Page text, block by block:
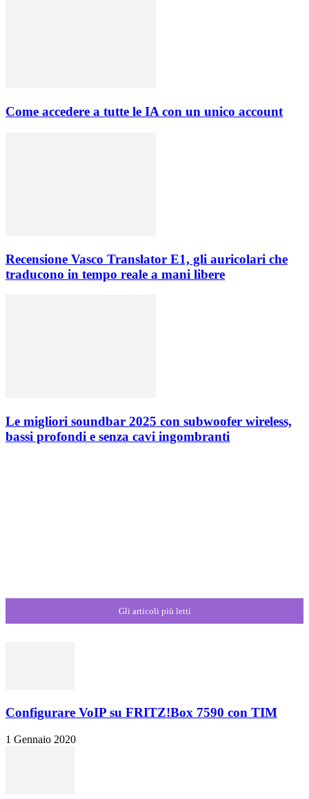
Come accedere a tutte le IA con un unico account
Recensione Vasco Translator E1, gli auricolari che
traducono in tempo reale a mani libere
Le migliori soundbar 2025 con subwoofer wireless,
bassi profondi e senza cavi ingombranti
Gli articoli più letti
Configurare VoIP su FRITZ!Box 7590 con TIM
1 Gennaio 2020